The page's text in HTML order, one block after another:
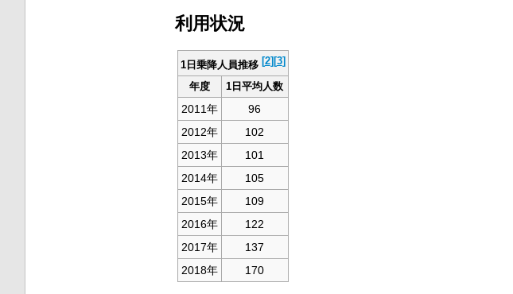
利用状況
1日乗降人員推移 [2][3]
年度 1日平均人数
2011年
96
2012年
102
2013年
101
2014年
105
2015年
109
2016年
122
2017年
137
2018年
170